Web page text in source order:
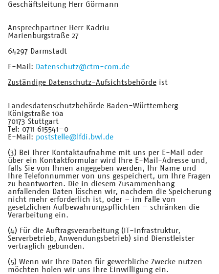
Geschäftsleitung Herr Görmann
Ansprechpartner Herr Kadriu
Marienburgstraße 27
64297 Darmstadt
E-Mail: Datenschutz@ctm-com.de
Zuständige Datenschutz-Aufsichtsbehörde ist
Landesdatenschutzbehörde Baden-Württemberg
Königstraße 10a
70173 Stuttgart
Tel: 0711 615541–0
E-Mail: poststelle@lfdi.bwl.de
(3) Bei Ihrer Kontaktaufnahme mit uns per E-Mail oder
über ein Kontaktformular wird Ihre E-Mail-Adresse und,
falls Sie von Ihnen angegeben werden, Ihr Name und
Ihre Telefonnummer von uns gespeichert, um Ihre Fragen
zu beantworten. Die in diesem Zusammenhang
anfallenden Daten löschen wir, nachdem die Speicherung
nicht mehr erforderlich ist, oder – im Falle von
gesetzlichen Aufbewahrungspflichten – schränken die
Verarbeitung ein.
(4) Für die Auftragsverarbeitung (IT-Infrastruktur,
Serverbetrieb, Anwendungsbetrieb) sind Dienstleister
vertraglich gebunden.
(5) Wenn wir Ihre Daten für gewerbliche Zwecke nutzen
möchten holen wir uns Ihre Einwilligung ein.